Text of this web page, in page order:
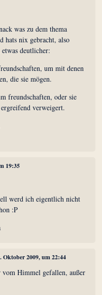
was zu dem thema
hats nix gebracht, also
deutlicher:
um mit denen
die sie mögen.
freundschaften, oder sie
verweigert.
19:35
werd ich eigentlich nicht
:P
Oktober 2009, um 22:44
Himmel gefallen, außer